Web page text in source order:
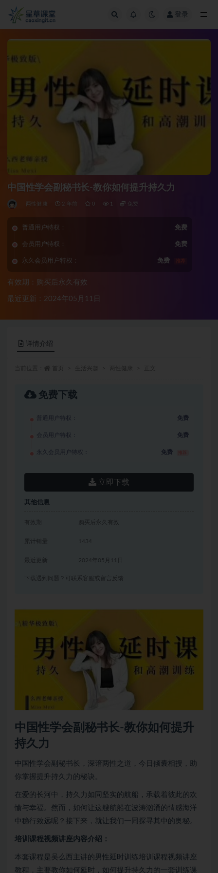
登录
中国性学会副秘书长-教你如何提升持久力
两性健康 2 年前 0 1 免费
普通用户特权： 免费
会员用户特权： 免费
永久会员用户特权： 免费 推荐
有效期：购买后永久有效
最近更新：2024年05月11日
详情介绍
免费下载
普通用户特权： 免费
会员用户特权： 免费
永久会员用户特权： 免费
立即下载
其他信息
有效期 购买后永久有效
累计销量 1434
2024年05月11日
下载遇到问题？可联系客服或留言反馈
中国性学会副秘书长-教你如何提升
持久力
中国性学会副秘书长，深谙两性之道，今日倾囊相授，助
你掌握提升持久力的秘诀。
在爱的长河中，持久力如同坚实的航船，承载着彼此的欢
愉与幸福。然而，如何让这艘航船在波涛汹涌的情感海洋
中稳行致远呢？接下来，就让我们一同探寻其中的奥秘。
培训课程视频讲座内容介绍：
本套课程是吴么西主讲的 男性延时训练培训课程视频讲座
教程，主要教你如何延时，如何提升持久力的一套训练课